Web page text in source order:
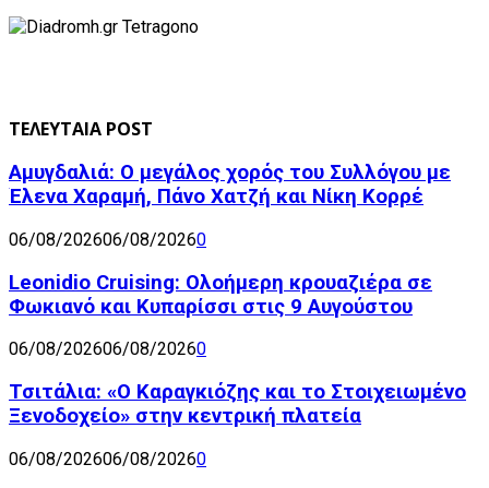
ΤΕΛΕΥΤΑΙΑ POST
Αμυγδαλιά: Ο μεγάλος χορός του Συλλόγου με
Έλενα Χαραμή, Πάνο Χατζή και Νίκη Κορρέ
06/08/202606/08/20260
Leonidio Cruising: Ολοήμερη κρουαζιέρα σε
Φωκιανό και Κυπαρίσσι στις 9 Αυγούστου
06/08/202606/08/20260
Τσιτάλια: «Ο Καραγκιόζης και το Στοιχειωμένο
Ξενοδοχείο» στην κεντρική πλατεία
06/08/202606/08/20260